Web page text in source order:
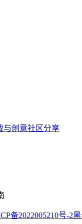
与创意社区分享
备2022005210号-2黑